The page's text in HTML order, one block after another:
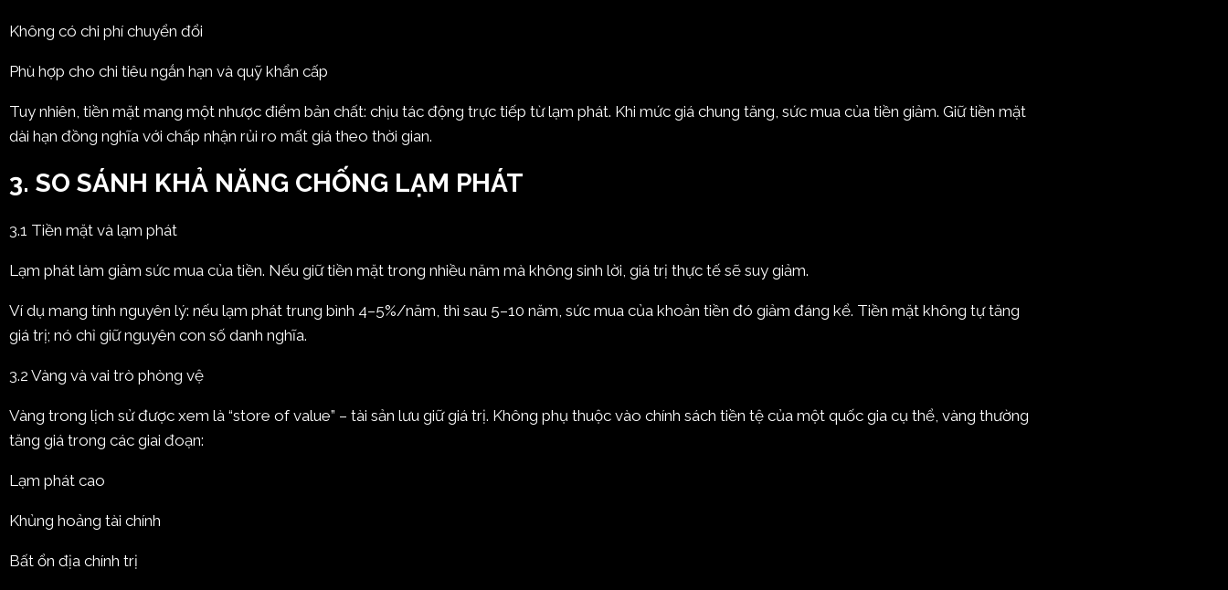
Không có chi phí chuyển đổi
Phù hợp cho chi tiêu ngắn hạn và quỹ khẩn cấp
Tuy nhiên, tiền mặt mang một nhược điểm bản chất: chịu tác động trực tiếp từ lạm phát. Khi mức giá chung tăng, sức mua của tiền giảm. Giữ tiền mặt
dài hạn đồng nghĩa với chấp nhận rủi ro mất giá theo thời gian.
3. SO SÁNH KHẢ NĂNG CHỐNG LẠM PHÁT
3.1 Tiền mặt và lạm phát
Lạm phát làm giảm sức mua của tiền. Nếu giữ tiền mặt trong nhiều năm mà không sinh lời, giá trị thực tế sẽ suy giảm.
Ví dụ mang tính nguyên lý: nếu lạm phát trung bình 4–5%/năm, thì sau 5–10 năm, sức mua của khoản tiền đó giảm đáng kể. Tiền mặt không tự tăng
giá trị; nó chỉ giữ nguyên con số danh nghĩa.
3.2 Vàng và vai trò phòng vệ
Vàng trong lịch sử được xem là “store of value” – tài sản lưu giữ giá trị. Không phụ thuộc vào chính sách tiền tệ của một quốc gia cụ thể, vàng thường
tăng giá trong các giai đoạn:
Lạm phát cao
Khủng hoảng tài chính
Bất ổn địa chính trị